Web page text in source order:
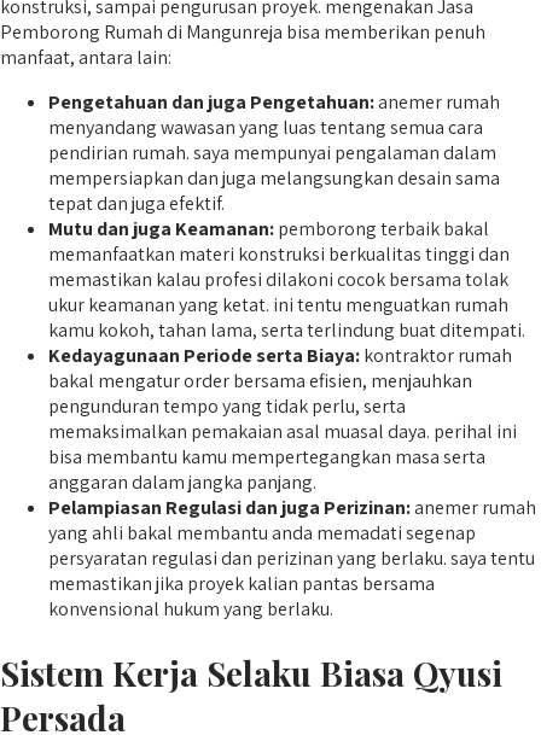
konstruksi, sampai pengurusan proyek. mengenakan Jasa
Pemborong Rumah di Mangunreja bisa memberikan penuh
manfaat, antara lain:
Pengetahuan dan juga Pengetahuan:anemer rumah
menyandang wawasan yang luas tentang semua cara
pendirian rumah. saya mempunyai pengalaman dalam
mempersiapkan dan juga melangsungkan desain sama
tepat dan juga efektif.
Mutu dan juga Keamanan:pemborong terbaik bakal
memanfaatkan materi konstruksi berkualitas tinggi dan
memastikan kalau profesi dilakoni cocok bersama tolak
ukur keamanan yang ketat. ini tentu menguatkan rumah
kamu kokoh, tahan lama, serta terlindung buat ditempati.
Kedayagunaan Periode serta Biaya:kontraktor rumah
bakal mengatur order bersama efisien, menjauhkan
pengunduran tempo yang tidak perlu, serta
memaksimalkan pemakaian asal muasal daya. perihal ini
bisa membantu kamu mempertegangkan masa serta
anggaran dalam jangka panjang.
Pelampiasan Regulasi dan juga Perizinan:anemer rumah
yang ahli bakal membantu anda memadati segenap
persyaratan regulasi dan perizinan yang berlaku. saya tentu
memastikan jika proyek kalian pantas bersama
konvensional hukum yang berlaku.
Sistem Kerja Selaku Biasa Qyusi
Persada